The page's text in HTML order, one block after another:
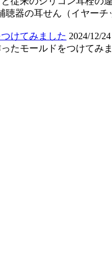
聴器の耳せん（イヤー
けてみました 2024/12/24
たモールドをつけてみ